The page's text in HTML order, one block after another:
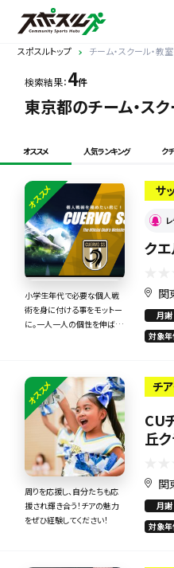
スポスルトップ チーム・スクール・教
検索結果：4件
東京都のチーム・ス
オススメ 人気ランキング ク
オススメ
小学生年代で必要な個人戦
術を身に付ける事をモットー
に。一人一人の個性を伸ばす
サ
ク
関
月謝
対象
オススメ
周りを応援し、自分たちも応
援され輝き合う！チアの魅力
をぜひ経験してください！
チ
CU
丘
関
月謝
対象